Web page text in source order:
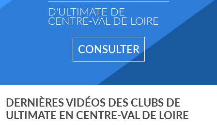
D'ULTIMATE DE
CENTRE-VAL DE LOIRE
CONSULTER
DERNIÈRES VIDÉOS DES CLUBS DE
ULTIMATE EN CENTRE-VAL DE LOIRE